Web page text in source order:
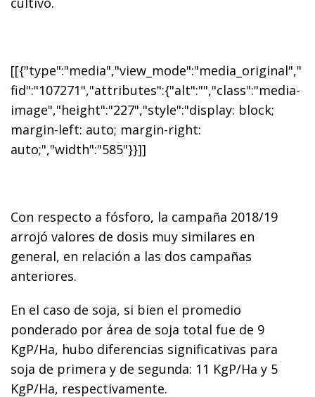
[[{"type":"media","view_mode":"media_original","
fid":"107271","attributes":{"alt":"","class":"media-
image","height":"227","style":"display: block;
margin-left: auto; margin-right:
auto;","width":"585"}}]]
Con respecto a fósforo, la campaña 2018/19
arrojó valores de dosis muy similares en
general, en relación a las dos campañas
anteriores.
En el caso de soja, si bien el promedio
ponderado por área de soja total fue de 9
KgP/Ha, hubo diferencias significativas para
soja de primera y de segunda: 11 KgP/Ha y 5
KgP/Ha, respectivamente.